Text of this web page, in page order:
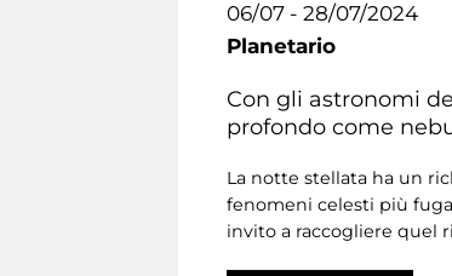
06/07 - 28/07/2024
Planetario
Con gli astronomi
profondo come
La notte stellata ha un
fenomeni celesti più
invito a raccogliere quel